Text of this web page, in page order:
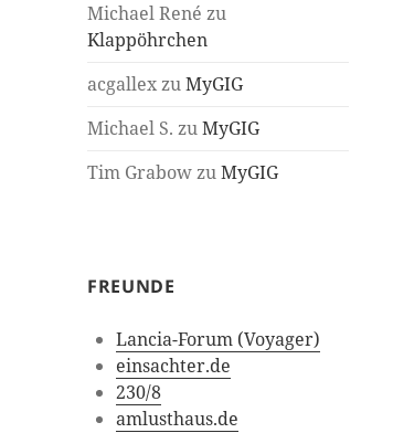
Michael René zu
Klappöhrchen
acgallexzuMyGIG
Michael S. zuMyGIG
Tim GrabowzuMyGIG
FREUNDE
Lancia-Forum (Voyager)
einsachter.de
230/8
amlusthaus.de